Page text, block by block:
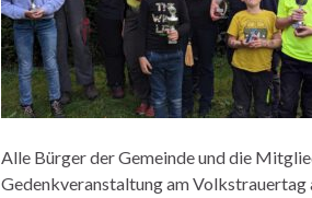
Alle Bürger der Gemeinde und die
Gedenkveranstaltung am Volkstrauertag